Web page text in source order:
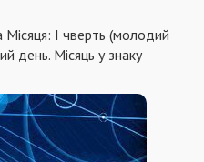
Місяця: I чверть (молодий
день. Місяць у знаку